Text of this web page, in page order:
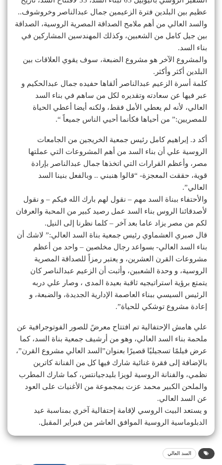
عظيم بين البلدين فترة الزعيمين جمال عبدالناصر وخروشوف..
والسد العالي من أهم ملامح الصداقة المصرية الروسية، الصداقة
بين جيل كامل من الشعبين، وكذلك المهندسين المشاركين في
بناء السد.
والمشروع الآخر هو مشروع الضبعة، سوف يقوي العلاقات بين
البلدين أكثر وأكثر.
كلمة أسرة الزعيم عبدالناصر ألقاها حفيده جمال عبدالحكيم و
عبر فيها عن سعادته وتقديره لكل من ساهم في بناء السد
العالي، لأنه لم يعطي الأمل فقط، ولكنه أيضا أعطي الحياة
للمصريين:” من أحياها فكأنما أحيي الناس جميعاً “.
أكد د. إبراهيم كامل رئيس جمعية الخريجين من الجامعات
الروسية علي أن بناء السد من أهم المشروعات التي عملتها
مصر، وأعظم القرارات التي اتخذها جمال عبدالناصر بإرادة
قوية، حققت المعجزة- “قالوا هنبني .. وبالفعل بنينا السد
العالي”.
والأحتفاء ببناة السد مهم – نقول لهم بارك الله فيكم – و نقول
لأصدقائنا الروس بناء السد عمل رصيد كبير من المحبة والعرفان
لكم من مصر يزاد عاما بعد آخر – كلما نظرنا إلى النيل.
قال صبري العشماوي رئيس جمعية بناة السد العالي:” لاشك أن
بناء السد العالي- بسواعد رجال مخلصين – واحد من أعظم
مشروعات القرن العشرين، و يعتبر رمزاً للصداقة المصرية
الروسية، و وحدة الشعبين، وأثبت أن الزعيم عبدالناصر كان
يتمتع برؤية استراتيجيه ثاقبة بعيدة المدى ، وصار علي دربه
الرئيس السيسي ببناء العاصمة الإدارية الجديدة، والضبعة، و
إعادة مشروع توشكي للحياة”.
علي هامش الإحتفالية تم افتتاح معرضً للصور الفوتوجرافية عن
ملحمة بناء السد العالي، وهو من أرشيف جمعية بناة السد، كما
عرض فيلمًا تسجيليًا قصيرًا بعنوان”السد العالي مشروع القرن”،
بالإضافة إلى فقرة غنائية شارك فيها كل من الفنانة كاترين
نظمي، والفنانة الروسية لويزا بليدجيانتس، كما شارك المطرب
والملحن الكبير محمد عزت بمجموعة من الأغنيات على العود
عن السد العالي.
و يستعد البيت الروسي لإقامة إحتفالية آخري بمناسبة عيد
الدبلوماسية الروسية الموافق العاشر من فبراير المقبل.
السد العالي